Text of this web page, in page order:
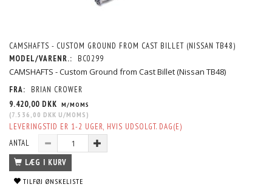
CAMSHAFTS - CUSTOM GROUND FROM CAST BILLET (NISSAN TB48)
MODEL/VARENR.:
BC0299
CAMSHAFTS - Custom Ground from Cast Billet (Nissan TB48)
FRA:
BRIAN CROWER
9.420,00 DKK M/MOMS
(7.536,00 DKK U/MOMS )
LEVERINGSTID ER 1-2 UGER, HVIS UDSOLGT. DAG(E)
ANTAL
LÆG I KURV
TILFØJ ØNSKELISTE